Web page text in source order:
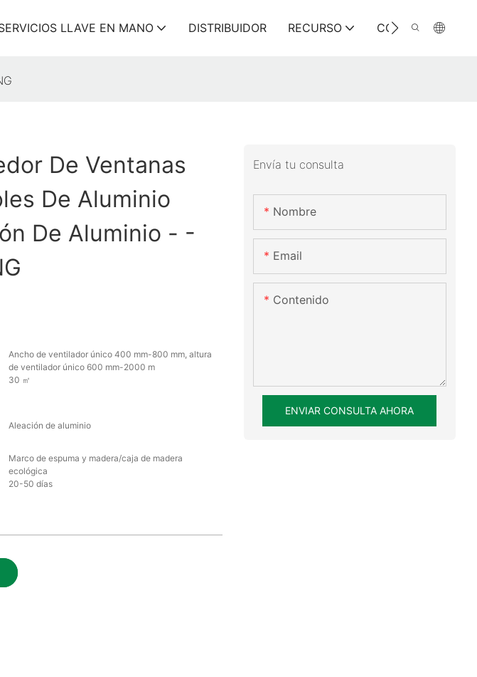
LLAVE EN MANO DISTRIBUIDOR RECURSO CONTÁCTENOS
De Ventanas
De Aluminio
De Aluminio - -
Ancho de ventilador único 400 mm-800 mm, altura
de ventilador único 600 mm-2000 m
30 ㎡
Aleación de aluminio
Marco de espuma y madera/caja de madera
ecológica
20-50 días
Envía tu consulta
Nombre
Email
Contenido
ENVIAR CONSULTA AHORA